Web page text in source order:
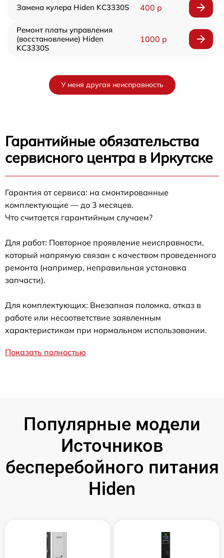
Замена кулера Hiden KC3330S 400 р
Ремонт платы управления
(восстановление) Hiden
KC3330S
1000 р
У меня другая неисправность
Гарантийные обязательства
сервисного центра в Иркутске
Гарантия от сервиса: на смонтированные
комплектующие — до 3 месяцев.
Что считается гарантийным случаем?
Для работ: Повторное проявление неисправности,
который напрямую связан с качеством проведенного
ремонта (например, неправильная установка
запчасти).
Для комплектующих: Внезапная поломка, отказ в
работе или несоответствие заявленным
характеристикам при нормальном использовании.
Показать полностью
Популярные модели
Источников
бесперебойного питания
Hiden